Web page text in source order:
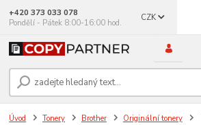
CZK
+420 373 033 078
Pondělí - Pátek 8:00-16:00 hod.
Úvod Tonery Brother Originální tonery